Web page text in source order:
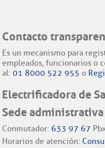
Contacto
Es un mecanismo para
empleados, funcionarios o
al:01 8000 522 955 o
Electrificadora de
Sede administrativa
Conmutador: 633 97 67
Horarios de atención: